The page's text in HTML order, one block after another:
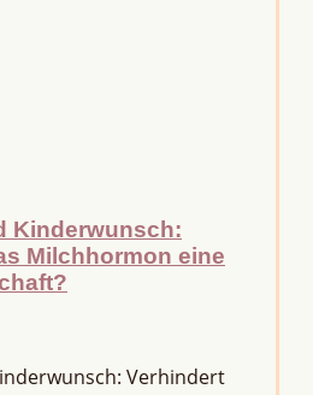
Kinderwunsch:
Milchhormon eine
Verhindert